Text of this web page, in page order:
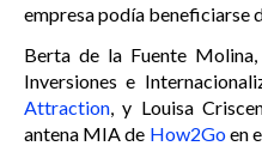
empresa podía beneficiarse
Berta de la Fuente
Inversiones e
Attraction, y Louisa
antena MIA de How2Goen